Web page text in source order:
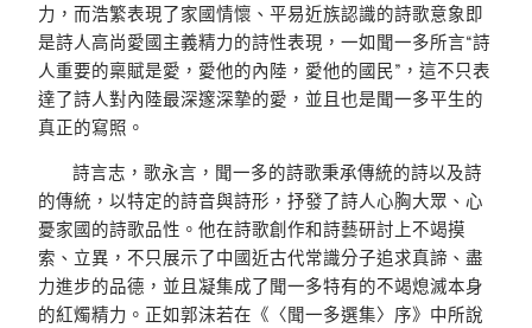
力，而浩繁表現了家國情懷、平易近族認識的詩歌意象即
是詩人高尚愛國主義精力的詩性表現，一如聞一多所言“詩
人重要的稟賦是愛，愛他的內陸，愛他的國民”，這不只表
達了詩人對內陸最深邃深摯的愛，並且也是聞一多平生的
真正的寫照。
詩言志，歌永言，聞一多的詩歌秉承傳統的詩以及詩
的傳統，以特定的詩音與詩形，抒發了詩人心胸大眾、心
憂家國的詩歌品性。他在詩歌創作和詩藝研討上不竭摸
索、立異，不只展示了中國近古代常識分子追求真諦、盡
力進步的品德，並且凝集成了聞一多特有的不竭熄滅本身
的紅燭精力。正如郭沫若在《〈聞一多選集〉序》中所說